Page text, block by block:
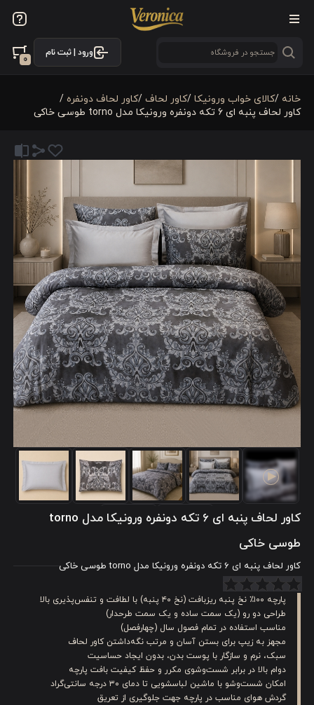
ورود | ثبت نام
0
خانه /کالای خواب ورونیکا /کاور لحاف /کاور لحاف دونفره /
کاور لحاف پنبه ای 6 تکه دونفره ورونیکا مدل torno طوسی خاکی
کاور لحاف پنبه ای 6 تکه دونفره ورونیکا مدل torno
طوسی خاکی
کاور لحاف پنبه ای 6 تکه دونفره ورونیکا مدل torno طوسی خاکی
پارچه ۱۰۰٪ نخ پنبه ریزبافت (نخ ۴۰ پنبه) با لطافت و تنفس‌پذیری بالا
طراحی دو رو (یک سمت ساده و یک سمت طرحدار)
مناسب استفاده در تمام فصول سال (چهارفصل)
مجهز به زیپ برای بستن آسان و مرتب نگه‌داشتن کاور لحاف
سبک، نرم و سازگار با پوست بدن، بدون ایجاد حساسیت
دوام بالا در برابر شست‌وشوی مکرر و حفظ کیفیت بافت پارچه
امکان شست‌وشو با ماشین لباسشویی تا دمای ۳۰ درجه سانتی‌گراد
گردش هوای مناسب در پارچه جهت جلوگیری از تعریق